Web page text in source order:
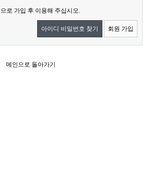
로 가입 후 이용해 주십시오.
아이디 비밀번호 찾기 회원 가입
메인으로 돌아가기